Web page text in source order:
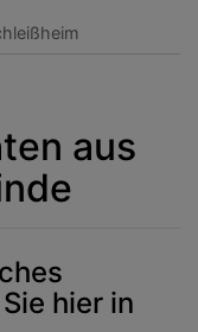
aus
hier in